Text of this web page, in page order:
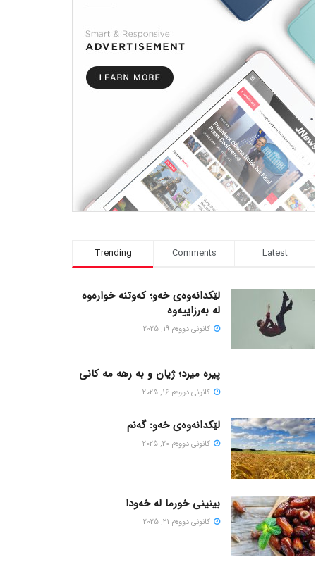
Trending Comments Latest
لێکدانەوەی خەو؛ کەوتنە خوارەوە
لە بەرزاییەوە
كانونی دووه‌م 19, 2025
پیره میرد؛ ژیان و به رهه مه کانی
كانونی دووه‌م 16, 2025
لێکدانەوەی خەو: گەنم
كانونی دووه‌م 20, 2025
بینینی خورما لە خەودا
كانونی دووه‌م 21, 2025